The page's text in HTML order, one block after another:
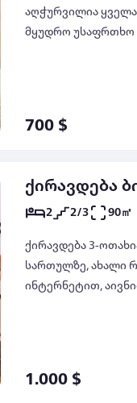
აღჭურვილია
მყუდრო უსაფრთხო გარემო და
700 $
ქირავდება
2 2/3 90㎡
ქირავდება 3-
სართულზე, ახალი
ინტერნეტით,
1.000 $